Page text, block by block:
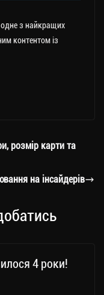
одне з найкращих
контентом із
розмір карти та
на інсайдерів
4 роки!